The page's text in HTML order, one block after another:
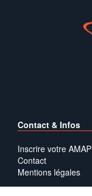
Contact & Infos
Inscrire votre AMAP
Contact
Mentions légales